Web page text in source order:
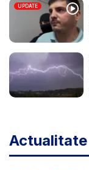
UPDATE
Actualitate